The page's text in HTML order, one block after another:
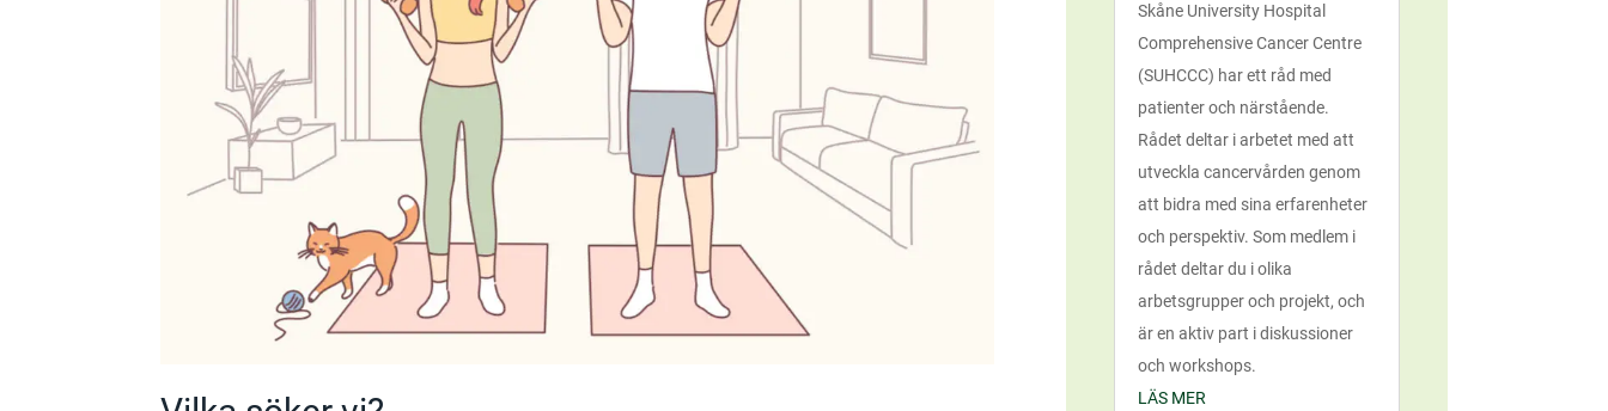
Skåne University Hospital
Comprehensive Cancer Centre
(SUHCCC) har ett råd med
patienter och närstående.
Rådet deltar i arbetet med att
utveckla cancervården genom
att bidra med sina erfarenheter
och perspektiv. Som medlem i
rådet deltar du i olika
arbetsgrupper och projekt, och
är en aktiv part i diskussioner
och workshops.
LÄS MER